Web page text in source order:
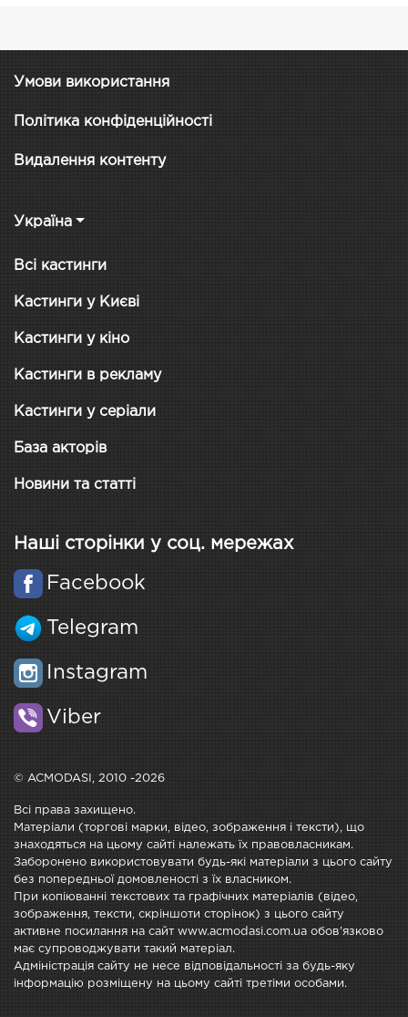
Умови використання
Політика конфіденційності
Видалення контенту
Україна
Всі кастинги
Кастинги у Києві
Кастинги у кіно
Кастинги в рекламу
Кастинги у серіали
База акторів
Новини та статті
Наші сторінки у соц. мережах
Facebook
Telegram
Instagram
Viber
© ACMODASI, 2010 -2026
Всі права захищено.
Матеріали (торгові марки, відео, зображення і тексти), що
знаходяться на цьому сайті належать їх правовласникам.
Заборонено використовувати будь-які матеріали з цього сайту
без попередньої домовленості з їх власником.
При копіюванні текстових та графічних матеріалів (відео,
зображення, тексти, скріншоти сторінок) з цього сайту
активне посилання на сайт www.acmodasi.com.ua обов'язково
має супроводжувати такий матеріал.
Адміністрація сайту не несе відповідальності за будь-яку
інформацію розміщену на цьому сайті третіми особами.